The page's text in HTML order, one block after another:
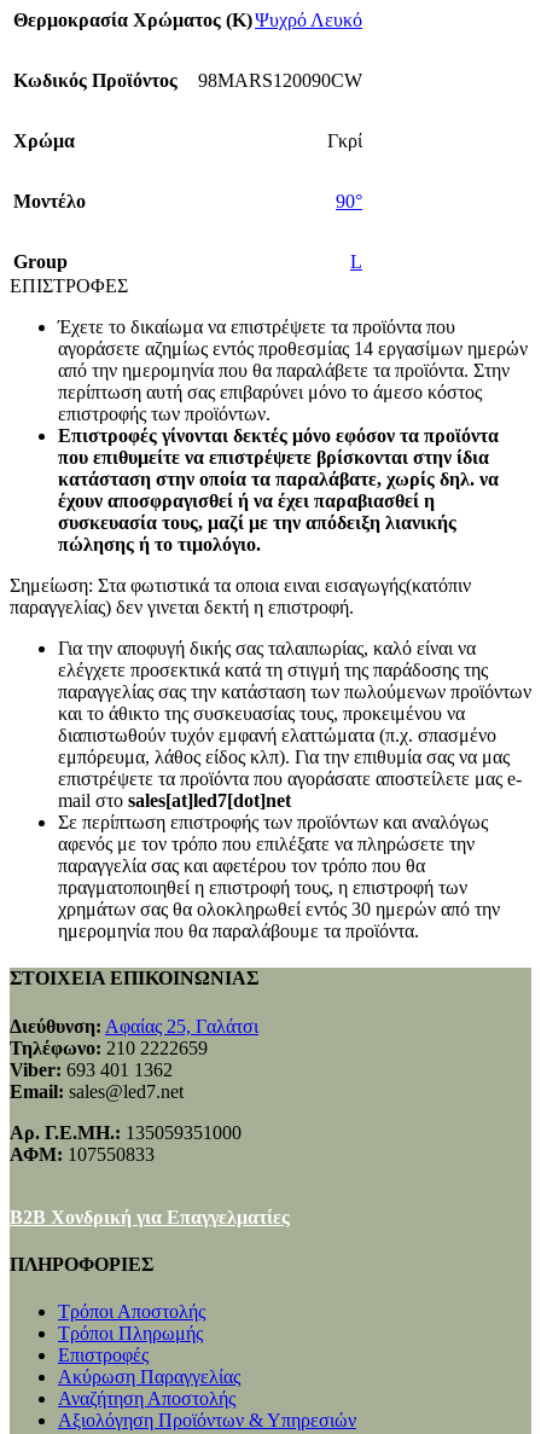
Θερμοκρασία Χρώματος (Κ)Ψυχρό Λευκό
Κωδικός Προϊόντος 98MARS120090CW
Χρώμα Γκρί
Mοντέλο 90°
Group
L
ΕΠΙΣΤΡΟΦΕΣ
Έχετε το δικαίωμα να επιστρέψετε τα προϊόντα που
αγοράσετε αζημίως εντός προθεσμίας 14 εργασίμων ημερών
από την ημερομηνία που θα παραλάβετε τα προϊόντα. Στην
περίπτωση αυτή σας επιβαρύνει μόνο το άμεσο κόστος
επιστροφής των προϊόντων.
Επιστροφές γίνονται δεκτές μόνο εφόσον τα προϊόντα
που επιθυμείτε να επιστρέψετε βρίσκονται στην ίδια
κατάσταση στην οποία τα παραλάβατε, χωρίς δηλ. να
έχουν αποσφραγισθεί ή να έχει παραβιασθεί η
συσκευασία τους, μαζί με την απόδειξη λιανικής
πώλησης ή το τιμολόγιο.
Σημείωση: Στα φωτιστικά τα οποια ειναι εισαγωγής(κατόπιν
παραγγελίας) δεν γινεται δεκτή η επιστροφή.
Για την αποφυγή δικής σας ταλαιπωρίας, καλό είναι να
ελέγχετε προσεκτικά κατά τη στιγμή της παράδοσης της
παραγγελίας σας την κατάσταση των πωλούμενων προϊόντων
και το άθικτο της συσκευασίας τους, προκειμένου να
διαπιστωθούν τυχόν εμφανή ελαττώματα (π.χ. σπασμένο
εμπόρευμα, λάθος είδος κλπ). Για την επιθυμία σας να μας
επιστρέψετε τα προϊόντα που αγοράσατε αποστείλετε μας e-
mail στο sales[at]led7[dot]net
Σε περίπτωση επιστροφής των προϊόντων και αναλόγως
αφενός με τον τρόπο που επιλέξατε να πληρώσετε την
παραγγελία σας και αφετέρου τον τρόπο που θα
πραγματοποιηθεί η επιστροφή τους, η επιστροφή των
χρημάτων σας θα ολοκληρωθεί εντός 30 ημερών από την
ημερομηνία που θα παραλάβουμε τα προϊόντα.
ΣΤΟΙΧΕΙΑ ΕΠΙΚΟΙΝΩΝΙΑΣ
Διεύθυνση: Αφαίας 25, Γαλάτσι
Τηλέφωνο: 210 2222659
Viber: 693 401 1362
Email: sales@led7.net
Αρ. Γ.Ε.ΜΗ.: 135059351000
ΑΦΜ: 107550833
B2B Χονδρική για Επαγγελματίες
ΠΛΗΡΟΦΟΡΙΕΣ
Τρόποι Αποστολής
Τρόποι Πληρωμής
Επιστροφές
Ακύρωση Παραγγελίας
Αναζήτηση Αποστολής
Αξιολόγηση Προϊόντων & Υπηρεσιών